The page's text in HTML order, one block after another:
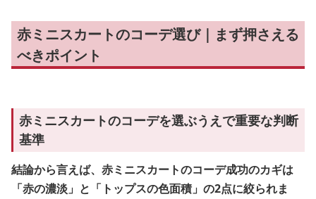
赤ミニスカートのコーデ選び｜まず押さえる
べきポイント
赤ミニスカートのコーデを選ぶうえで重要な判断
基準
結論から言えば、赤ミニスカートのコーデ成功のカギは
「赤の濃淡」と「トップスの色面積」の2点に絞られま